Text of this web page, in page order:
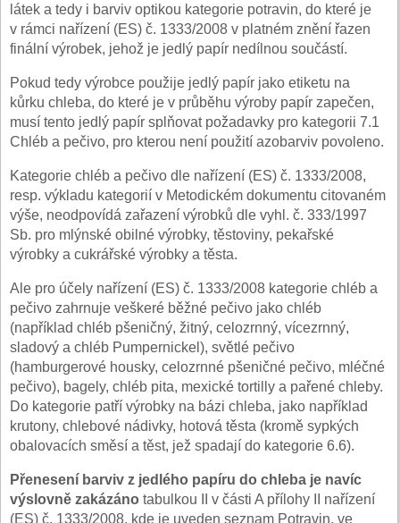
látek a tedy i barviv optikou kategorie potravin, do které je
v rámci nařízení (ES) č. 1333/2008 v platném znění řazen
finální výrobek, jehož je jedlý papír nedílnou součástí.
Pokud tedy výrobce použije jedlý papír jako etiketu na
kůrku chleba, do které je v průběhu výroby papír zapečen,
musí tento jedlý papír splňovat požadavky pro kategorii 7.1
Chléb a pečivo, pro kterou není použití azobarviv povoleno.
Kategorie chléb a pečivo dle nařízení (ES) č. 1333/2008,
resp. výkladu kategorií v Metodickém dokumentu citovaném
výše, neodpovídá zařazení výrobků dle vyhl. č. 333/1997
Sb. pro mlýnské obilné výrobky, těstoviny, pekařské
výrobky a cukrářské výrobky a těsta.
Ale pro účely nařízení (ES) č. 1333/2008 kategorie chléb a
pečivo zahrnuje veškeré běžné pečivo jako chléb
(například chléb pšeničný, žitný, celozrnný, vícezrnný,
sladový a chléb Pumpernickel), světlé pečivo
(hamburgerové housky, celozrnné pšeničné pečivo, mléčné
pečivo), bagely, chléb pita, mexické tortilly a pařené chleby.
Do kategorie patří výrobky na bázi chleba, jako například
krutony, chlebové nádivky, hotová těsta (kromě sypkých
obalovacích směsí a těst, jež spadají do kategorie 6.6).
Přenesení barviv z jedlého papíru do chleba je navíc
výslovně zakázáno tabulkou II v části A přílohy II nařízení
(ES) č. 1333/2008, kde je uveden seznam Potravin, ve